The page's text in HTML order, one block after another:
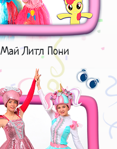
Май Литл Пони